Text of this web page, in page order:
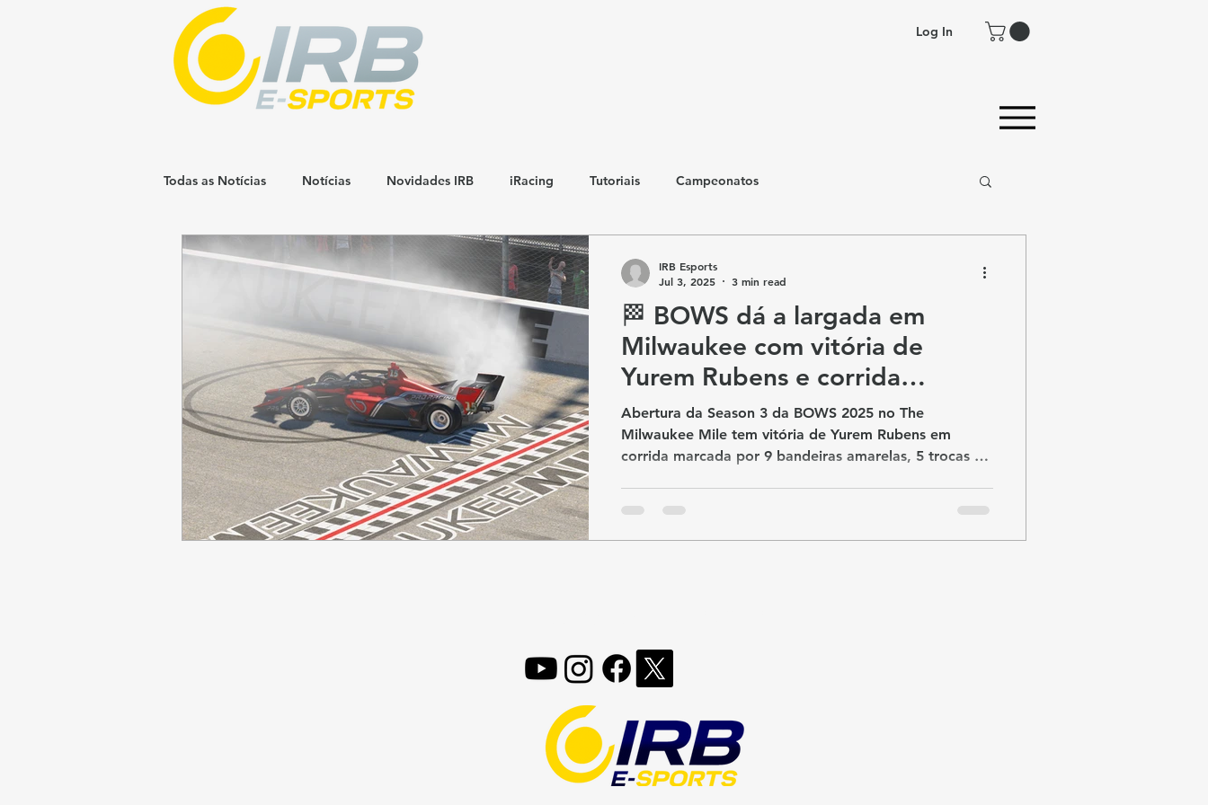
Log In
Todas as Notícias Notícias Novidades IRB iRacing Tutoriais Campeonatos
🏁 BOWS dá a largada em
Milwaukee com vitória de
Yurem Rubens e corrida
marcada por estratégia, caos e
precisão
Abertura da Season 3 da BOWS 2025 no The
Milwaukee Mile tem vitória de Yurem Rubens em
corrida marcada por 9 bandeiras amarelas, 5 trocas de
IRB Esports
Jul 3, 2025
3 min read